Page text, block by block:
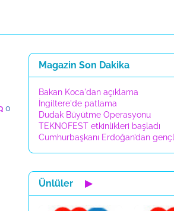
0
Magazin Son Dakika
Bakan Koca'dan açıklama
İngiltere'de patlama
Dudak Büyütme Operasyonu
TEKNOFEST etkinlikleri başladı
Cumhurbaşkanı Erdoğan’dan
Ünlüler ▶